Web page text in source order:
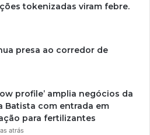
tokenizadas viram febre.
presa ao corredor de
profile’ amplia negócios da
Batista com entrada em
para fertilizantes
atrás